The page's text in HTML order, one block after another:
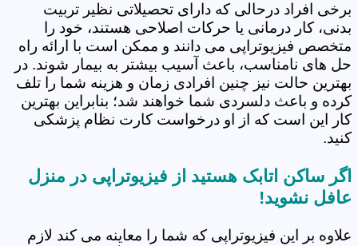
برخی افراد درحالی که دارای تحصیلاتی نظیر تربیت
بدنی، کار درمانی یا حرکات اصلاحی هستند، خود را
متخصص فیزیوتراپی می دانند و ممکن است با ارائه راه
حل های نامناسب، باعث آسیب بیشتر به بیمار شوند. در
بهترین حالت نیز چنین افرادی زمان و هزینه شما را تلف
کرده و باعث دلسردی شما خواهند شد؛ بنابراین بهترین
کار این است که از او درخواست کارت نظام پزشکی
کنید.
اگر ساکن اتابک هستید از فیزیوتراپی در منزل
عافل نشوید!
علاوه بر این فیزیوتراپی که شما را معاینه می کند لازم